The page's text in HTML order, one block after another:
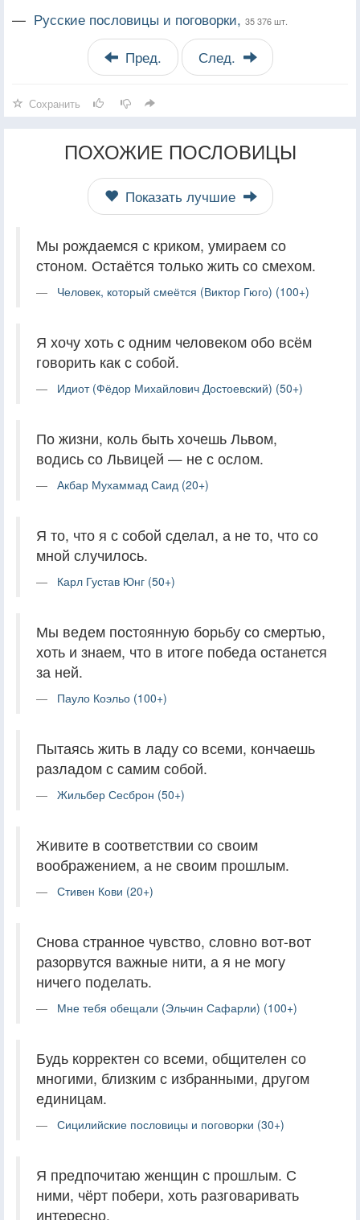
— Русские пословицы и поговорки, 35 376 шт.
Пред. След.
Сохранить
ПОХОЖИЕ ПОСЛОВИЦЫ
Показать лучшие
Мы рождаемся с криком, умираем со
стоном. Остаётся только жить со смехом.
Человек, который смеётся (Виктор Гюго) (100+)
Я хочу хоть с одним человеком обо всём
говорить как с собой.
Идиот (Фёдор Михайлович Достоевский) (50+)
По жизни, коль быть хочешь Львом,
водись со Львицей — не с ослом.
Акбар Мухаммад Саид (20+)
Я то, что я с собой сделал, а не то, что со
мной случилось.
Карл Густав Юнг (50+)
Мы ведем постоянную борьбу со смертью,
хоть и знаем, что в итоге победа останется
за ней.
Пауло Коэльо (100+)
Пытаясь жить в ладу со всеми, кончаешь
разладом с самим собой.
Жильбер Сесброн (50+)
Живите в соответствии со своим
воображением, а не своим прошлым.
Стивен Кови (20+)
Снова странное чувство, словно вот-вот
разорвутся важные нити, а я не могу
ничего поделать.
Мне тебя обещали (Эльчин Сафарли) (100+)
Будь корректен со всеми, общителен со
многими, близким с избранными, другом
единицам.
Сицилийские пословицы и поговорки (30+)
Я предпочитаю женщин с прошлым. С
ними, чёрт побери, хоть разговаривать
интересно.